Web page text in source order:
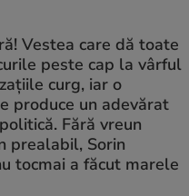
Vestea care dă toate
peste cap la vârful
curg, iar o
produce un adevărat
Fără vreun
prealabil, Sorin
tocmai a făcut marele